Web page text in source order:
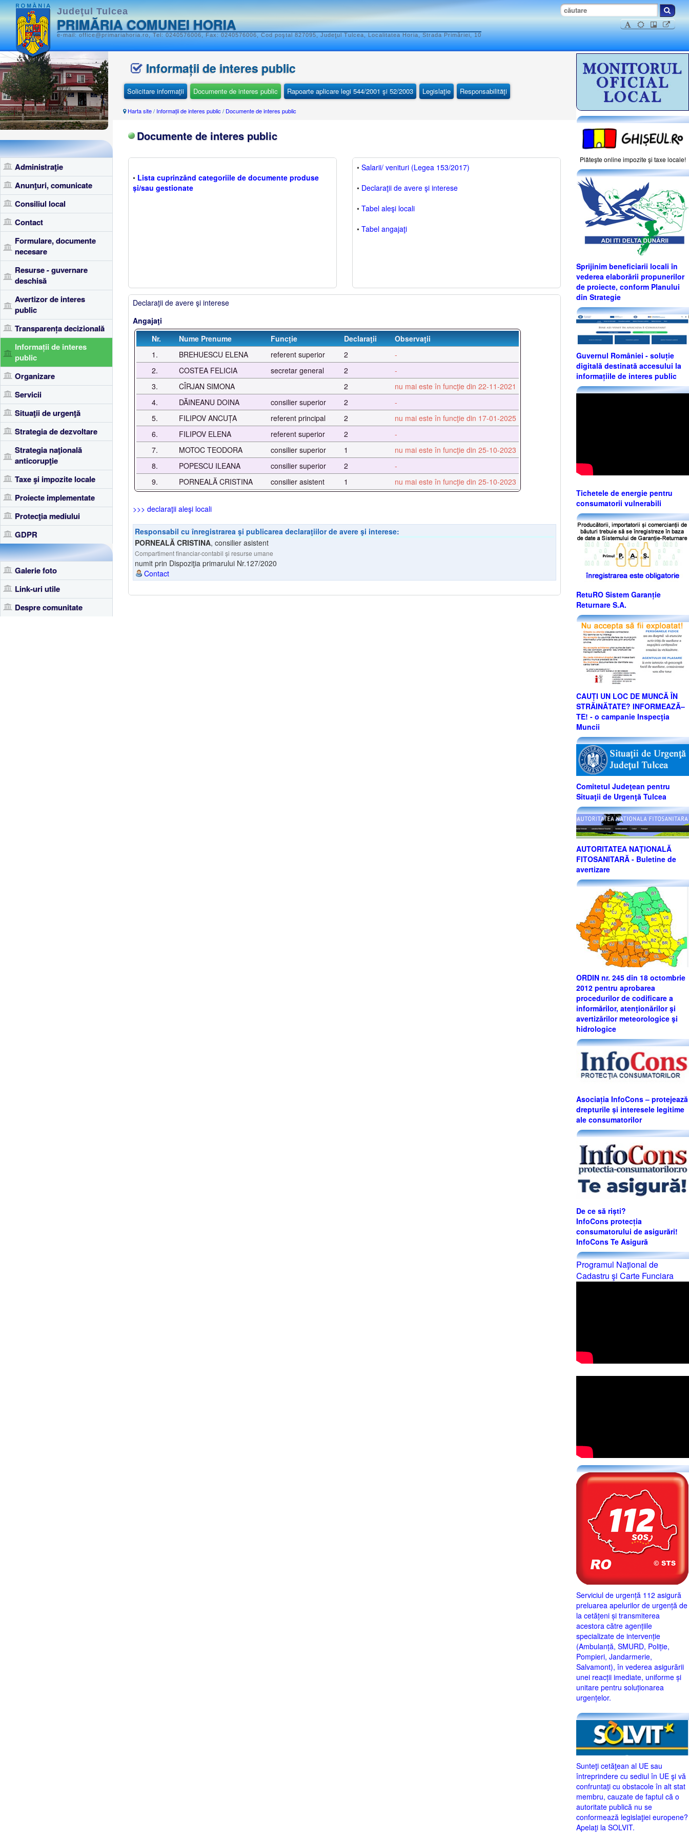
Judeţul Tulcea
PRIMĂRIA COMUNEI HORIA
e-mail: office@primariahoria.ro, Tel: 0240576006, Fax: 0240576006, Cod poştal 827095, Judeţul Tulcea, Localitatea Horia, Strada Primăriei, 10
Administraţie
Anunţuri, comunicate
Consiliul local
Contact
Formulare, documente
necesare
Resurse - guvernare
deschisă
Avertizor de interes
public
Transparența decizională
Informații de interes
public
Organizare
Servicii
Situaţii de urgenţă
Strategia de dezvoltare
Strategia naţională
anticorupţie
Taxe şi impozite locale
Proiecte implementate
Protecţia mediului
GDPR
Galerie foto
Link-uri utile
Despre comunitate
Informații de interes public
Solicitare informaţii Documente de interes public Rapoarte aplicare legi 544/2001 şi 52/2003 Legislaţie Responsabilităţi
Harta site/ Informații de interes public / Documente de interes public
Documente de interes public
• Lista cuprinzând categoriile de documente produse
și/sau gestionate
• Salarii/ venituri (Legea 153/2017)
• Declaraţii de avere şi interese
• Tabel aleşi locali
• Tabel angajaţi
Declaraţii de avere şi interese
Angajaţi
Nr.
Nume Prenume Funcţie Declaraţii
Observaţii
1.
BREHUESCU ELENA referent superior 2
-
2.
COSTEA FELICIA secretar general 2
-
3.
CÎRJAN SIMONA 2
nu mai este în funcţie din 22-11-2021
4.
DĂINEANU DOINA consilier superior 2
-
5.
FILIPOV ANCUȚA referent principal 2
nu mai este în funcţie din 17-01-2025
6.
FILIPOV ELENA referent superior 2
-
7.
MOTOC TEODORA consilier superior 1
nu mai este în funcţie din 25-10-2023
8.
POPESCU ILEANA consilier superior 2
-
9.
PORNEALĂ CRISTINA consilier asistent 1 nu mai este în funcţie din 25-10-2023
>>> declaraţii aleşi locali
Responsabil cu înregistrarea şi publicarea declaraţiilor de avere şi interese:
PORNEALĂ CRISTINA, consilier asistent
Compartiment financiar-contabil și resurse umane
numit prin Dispoziţia primarului Nr.127/2020
Contact
Plăteşte online impozite şi taxe locale!
Sprijinim beneficiarii locali în
vederea elaborării propunerilor
de proiecte, conform Planului
din Strategie
Guvernul României - soluție
digitală destinată accesului la
informațiile de interes public
Tichetele de energie pentru
consumatorii vulnerabili
RetuRO Sistem Garanție
Returnare S.A.
CAUȚI UN LOC DE MUNCĂ ÎN
STRĂINĂTATE? INFORMEAZĂ–
TE! - o campanie Inspecţia
Muncii
Comitetul Judeţean pentru
Situaţii de Urgenţă Tulcea
AUTORITATEA NAŢIONALĂ
FITOSANITARĂ - Buletine de
avertizare
ORDIN nr. 245 din 18 octombrie
2012 pentru aprobarea
procedurilor de codificare a
informărilor, atenţionărilor şi
avertizărilor meteorologice şi
hidrologice
Asociația InfoCons – protejează
drepturile și interesele legitime
ale consumatorilor
De ce să riști?
InfoCons protecția
consumatorului de asigurări!
InfoCons Te Asigură
Programul Naţional de
Cadastru şi Carte Funciara
Serviciul de urgență 112 asigură
preluarea apelurilor de urgență de
la cetățeni și transmiterea
acestora către agențiile
specializate de intervenție
(Ambulanță, SMURD, Poliție,
Pompieri, Jandarmerie,
Salvamont), în vederea asigurării
unei reacții imediate, uniforme și
unitare pentru soluționarea
urgențelor.
Sunteţi cetăţean al UE sau
întreprindere cu sediul în UE şi vă
confruntaţi cu obstacole în alt stat
membru, cauzate de faptul că o
autoritate publică nu se
conformează legislaţiei europene?
Apelaţi la SOLVIT.